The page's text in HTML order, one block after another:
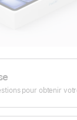
pour obtenir